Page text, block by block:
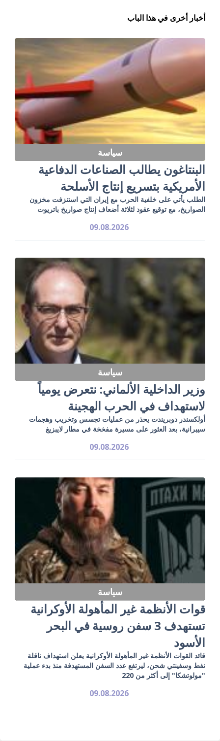
أخبار أخرى في هذا الباب
سياسة
البنتاغون يطالب الصناعات الدفاعية
الأمريكية بتسريع إنتاج الأسلحة
الطلب يأتي على خلفية الحرب مع إيران التي استنزفت مخزون
الصواريخ، مع توقيع عقود لثلاثة أضعاف إنتاج صواريخ باتريوت
09.08.2026
سياسة
وزير الداخلية الألماني: نتعرض يومياً
لاستهداف في الحرب الهجينة
أولكسندر دوبريندت يحذر من عمليات تجسس وتخريب وهجمات
سيبرانية، بعد العثور على مسيرة مفخخة في مطار لايبزيغ
09.08.2026
سياسة
قوات الأنظمة غير المأهولة الأوكرانية
تستهدف 3 سفن روسية في البحر
الأسود
قائد القوات الأنظمة غير المأهولة الأوكرانية يعلن استهداف ناقلة
نفط وسفينتي شحن، ليرتفع عدد السفن المستهدفة منذ بدء عملية
"مولوتشكا" إلى أكثر من 220
09.08.2026